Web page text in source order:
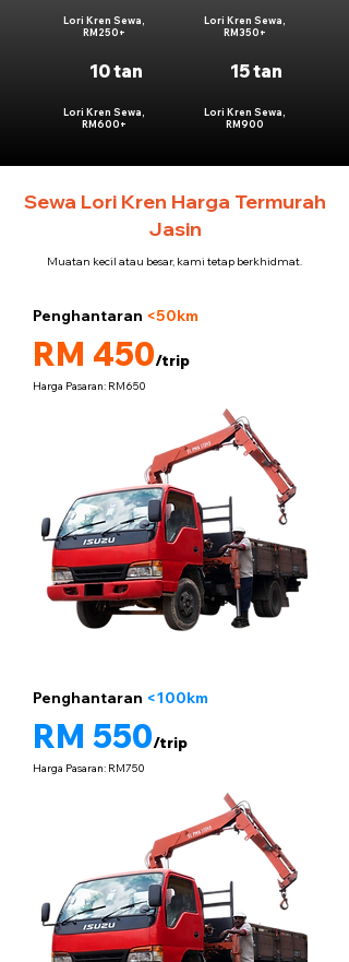
Lori Kren Sewa,
RM250+
10 tan
Lori Kren Sewa,
RM600+
Lori Kren Sewa,
RM350+
15 tan
Lori Kren Sewa,
RM900
Sewa Lori Kren Harga Termurah
Jasin
Muatan kecil atau besar, kami tetap berkhidmat.
Penghantaran <50km
RM 450/trip
Harga Pasaran: RM650
Penghantaran <100km
RM 550/trip
Harga Pasaran: RM750